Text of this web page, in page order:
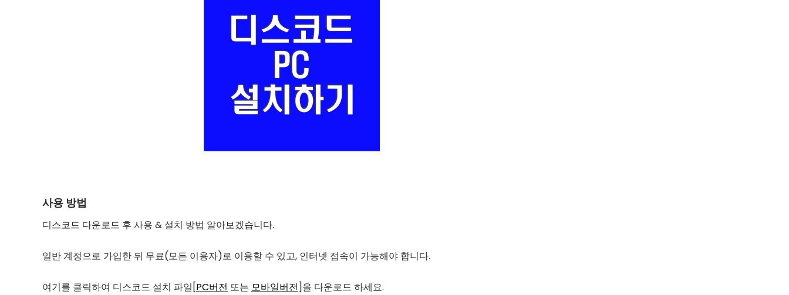
사용 방법
디스코드 다운로드 후 사용 & 설치 방법 알아보겠습니다.
일반 계정으로 가입한 뒤 무료(모든 이용자)로 이용할 수 있고, 인터넷 접속이 가능해야 합니다.
여기를 클릭하여 디스코드 설치 파일[PC버전 또는 모바일버전]을 다운로드 하세요.